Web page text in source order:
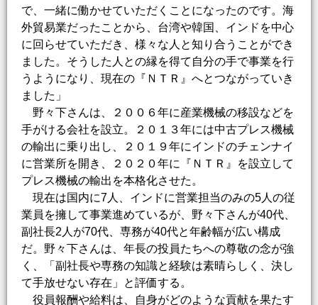
で、一緒に働かせていただくことになったのです。海
外貿易業だったことから、台湾や韓国、インドを中心
に回らせていただき、様々な人と知り合うことができ
ました。そうした人との縁を得て自分の手で事業を行
うようになり、現在の『ＮＴＲ』へとつながっていき
ました」
野々下さんは、２００６年に産業機械の移設などを
手がける会社を設立。２０１３年には中古プレス機械
の輸出に乗り出し、２０１９年にインドのチェンナイ
に営業所を開き、２０２０年に『ＮＴＲ』を設立して
プレス機械の輸出を本格化させた。
現在は国内に7人、インドに営業担当のみの5人の従
業員を擁して事業進めているが、野々下さんが40代、
副社長2人が70代、専務が40代と年齢幅が広い構成
だ。野々下さんは、年長の投員たちへの尊敬の念が強
く、「副社長や専務の知識と経験は素晴らしく、決し
て手放せない存在」と評価する。
役員報酬や給料は、自身がどのような貢献を果たす